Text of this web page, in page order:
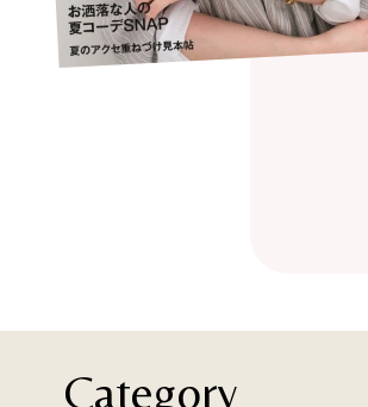
Category